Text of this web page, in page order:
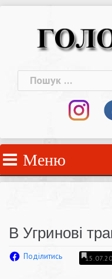
Пошук:
Меню
В Угринові
Поділитись